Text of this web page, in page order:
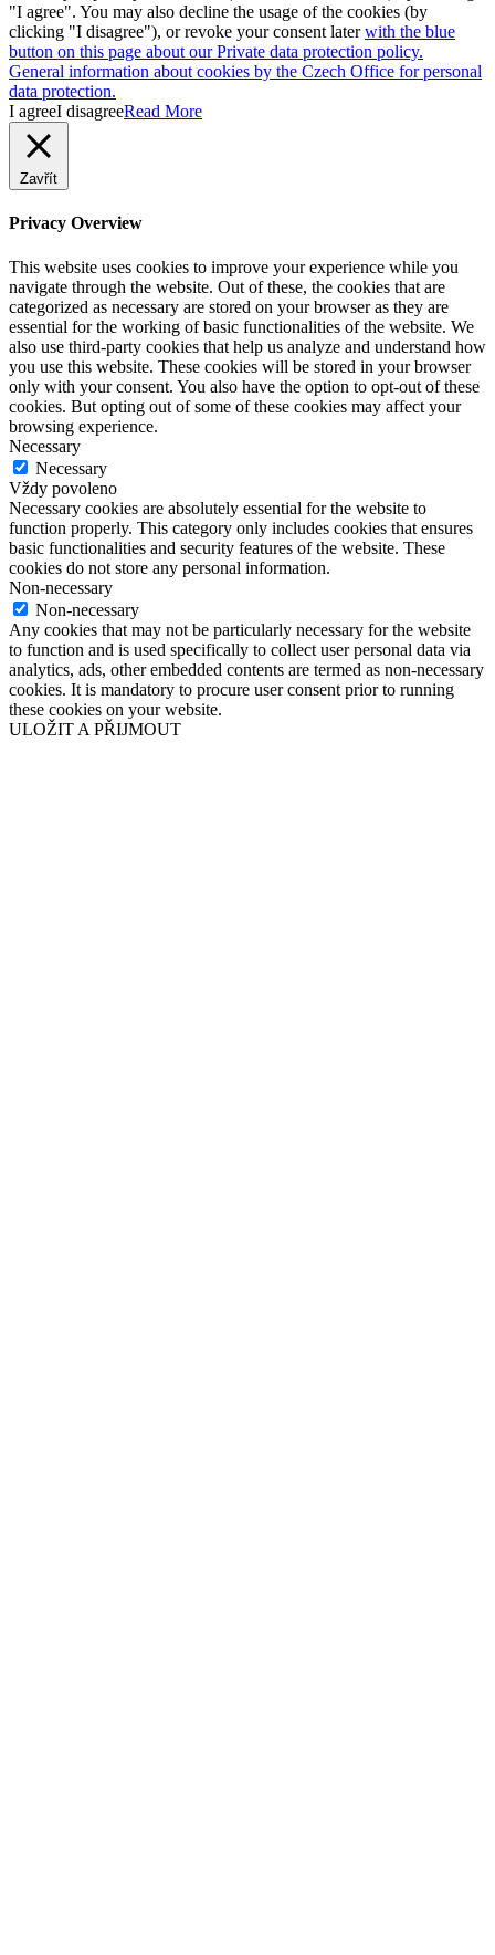
"I agree". You may also decline the usage of the cookies (by
clicking "I disagree"), or revoke your consent laterwith the blue
button on this page about our Private data protection policy.
General information about cookies by the Czech Office for personal
data protection.
I agreeI disagreeRead More
Zavřít
Privacy Overview
This website uses cookies to improve your experience while you
navigate through the website. Out of these, the cookies that are
categorized as necessary are stored on your browser as they are
essential for the working of basic functionalities of the website. We
also use third-party cookies that help us analyze and understand how
you use this website. These cookies will be stored in your browser
only with your consent. You also have the option to opt-out of these
cookies. But opting out of some of these cookies may affect your
browsing experience.
Necessary
Necessary
Vždy povoleno
Necessary cookies are absolutely essential for the website to
function properly. This category only includes cookies that ensures
basic functionalities and security features of the website. These
cookies do not store any personal information.
Non-necessary
Non-necessary
Any cookies that may not be particularly necessary for the website
to function and is used specifically to collect user personal data via
analytics, ads, other embedded contents are termed as non-necessary
cookies. It is mandatory to procure user consent prior to running
these cookies on your website.
ULOŽIT A PŘIJMOUT